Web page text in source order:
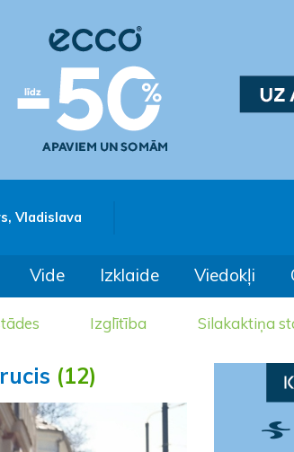
Vladislava
Vide Izklaide Viedokļi
Izglītība Silakaktiņa
(12)